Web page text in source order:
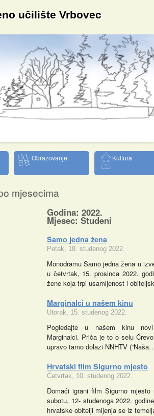
učilište Vrbovec
Obrazovanje Kultura
mjesecima
Godina: 2022.
Mjesec: Studeni
Samo jedna žena
Petak, 18. studenog 2022.
Monodramu Samo jedna žena u
u četvrtak, 15. prosinca 2022.
žene koja trpi usamljenost i
Marginalci u našem kinu
Utorak, 15. studenog 2022.
Pogledajte u našem kinu
Marginalci. Priča je to o selu
upravo tamo dolazi NNHTV
Hrvatski film Sigurno mjesto
Četvrtak, 10. studenog 2022.
Domaći igrani film Sigurno
subotu, 12- studenoga 2022.
hrvatske obitelji mijenja se iz